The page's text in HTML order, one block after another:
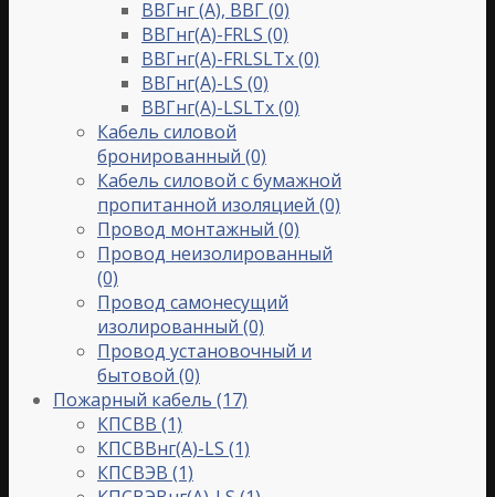
ВВГнг (А), ВВГ(0)
ВВГнг(А)-FRLS (0)
ВВГнг(А)-FRLSLTx(0)
ВВГнг(А)-LS (0)
ВВГнг(А)-LSLTx(0)
Кабель силовой
бронированный (0)
Кабель силовой с бумажной
пропитанной изоляцией (0)
Провод монтажный (0)
Провод неизолированный
(0)
Провод самонесущий
изолированный (0)
Провод установочный и
бытовой (0)
Пожарный кабель (17)
КПСВВ (1)
КПСВВнг(A)-LS (1)
КПСВЭВ (1)